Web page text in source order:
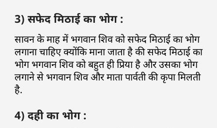
3) सफेद मिठाई का भोग :
सावन के माह में भगवान शिव को सफेद मिठाई का भोग
लगाना चाहिए क्योंकि माना जाता है की सफेद मिठाई का
भोग भगवान शिव को बहुत ही प्रिया है और उसका भोग
लगाने से भगवान शिव और माता पार्वती की कृपा मिलती
है.
4) दही का भोग :